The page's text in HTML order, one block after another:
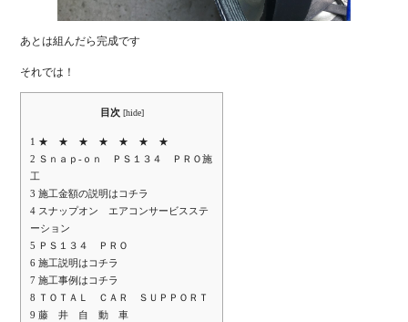
あとは組んだら完成です
それでは！
目次 [hide]
1 ★ ★ ★ ★ ★ ★ ★
2 Ｓｎａｐ-ｏｎ ＰＳ１３４ ＰＲＯ施
工
3 施工金額の説明はコチラ
4 スナップオン エアコンサービスステ
ーション
5 ＰＳ１３４ ＰＲＯ
6 施工説明はコチラ
7 施工事例はコチラ
8 ＴＯＴＡＬ ＣＡＲ ＳＵＰＰＯＲＴ
9 藤 井 自 動 車